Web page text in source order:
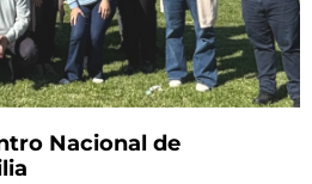
Nacional de